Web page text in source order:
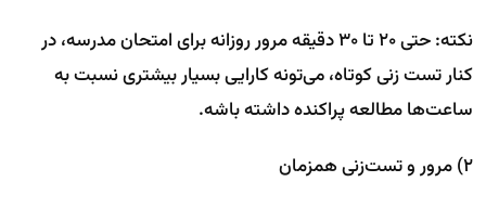
نکته: حتی ۲۰ تا ۳۰ دقیقه مرور روزانه برای امتحان مدرسه، در
کنار تست زنی کوتاه، می‌تونه کارایی بسیار بیشتری نسبت به
ساعت‌ها مطالعه پراکنده داشته باشه.
۲) مرور و تست‌زنی همزمان